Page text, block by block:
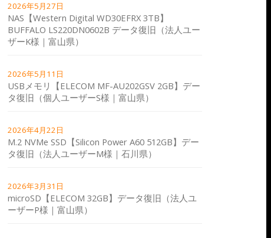
2026年5月27日
NAS【Western Digital WD30EFRX 3TB】
BUFFALO LS220DN0602B データ復旧（法人ユー
ザーK様｜富山県）
2026年5月11日
USBメモリ【ELECOM MF-AU202GSV 2GB】デー
タ復旧（個人ユーザーS様｜富山県）
2026年4月22日
M.2 NVMe SSD【Silicon Power A60 512GB】デー
タ復旧（法人ユーザーM様｜石川県）
2026年3月31日
microSD【ELECOM 32GB】データ復旧（法人ユ
ーザーP様｜富山県）